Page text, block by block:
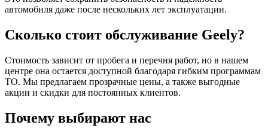
автомобиля даже после нескольких лет эксплуатации.
Сколько стоит обслуживание Geely?
Стоимость зависит от пробега и перечня работ, но в нашем
центре она остается доступной благодаря гибким программам
ТО. Мы предлагаем прозрачные цены, а также выгодные
акции и скидки для постоянных клиентов.
Почему выбирают нас